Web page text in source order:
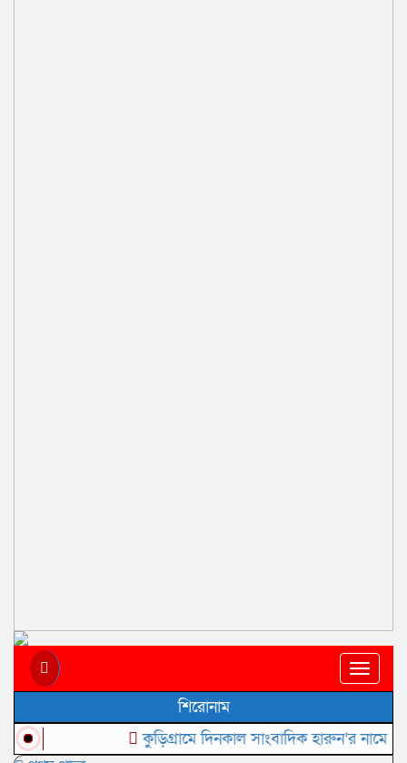
Toggle
শিরোনাম
কুড়িগ্রামে দিনকাল সাংবাদিক হারুন’র নামে